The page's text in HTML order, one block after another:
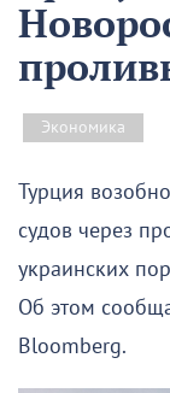
Экономика
Турция
судов через
украинских
Об этом
Bloomberg.